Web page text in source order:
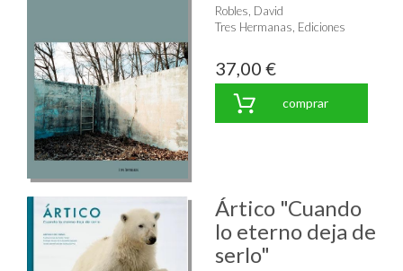
Robles, David
Tres Hermanas, Ediciones
37,00 €
comprar
Ártico "Cuando
lo eterno deja de
serlo"